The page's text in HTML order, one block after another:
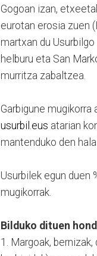
Gogoan izan,
eurotan erosia zuen
martxan du
helburu eta San
murritza zabaltzea.
Garbigune
usurbil.eus atarian
mantenduko den
Usurbilek egun duen
mugikorrak.
Bilduko dituen
1. Margoak,